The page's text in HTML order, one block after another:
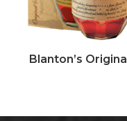
Blanton’s Original